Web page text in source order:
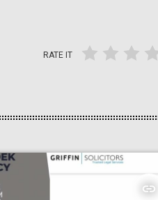
RATE IT
insert_link